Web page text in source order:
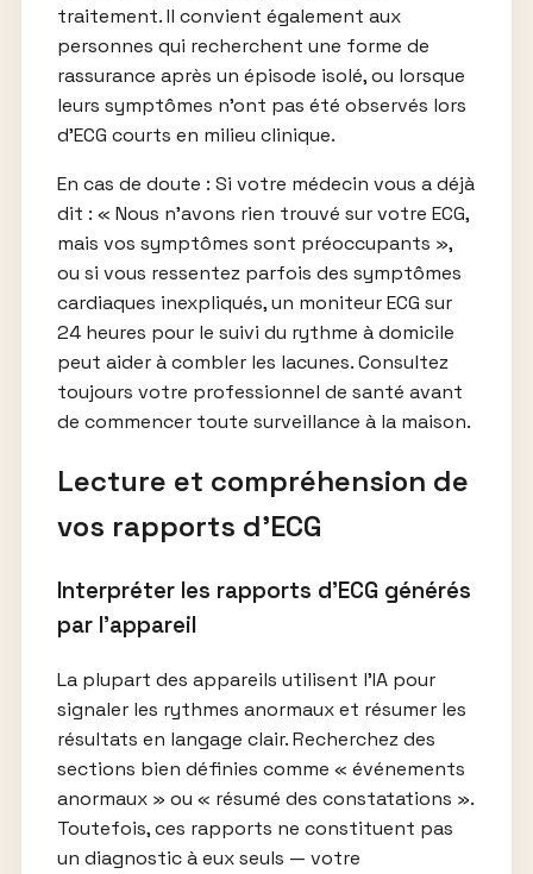
traitement. Il convient également aux
personnes qui recherchent une forme de
rassurance après un épisode isolé, ou lorsque
leurs symptômes n’ont pas été observés lors
d’ECG courts en milieu clinique.
En cas de doute : Si votre médecin vous a déjà
dit : « Nous n’avons rien trouvé sur votre ECG,
mais vos symptômes sont préoccupants »,
ou si vous ressentez parfois des symptômes
cardiaques inexpliqués, un moniteur ECG sur
24 heures pour le suivi du rythme à domicile
peut aider à combler les lacunes. Consultez
toujours votre professionnel de santé avant
de commencer toute surveillance à la maison.
Lecture et compréhension de
vos rapports d’ECG
Interpréter les rapports d’ECG générés
par l’appareil
La plupart des appareils utilisent l’IA pour
signaler les rythmes anormaux et résumer les
résultats en langage clair. Recherchez des
sections bien définies comme « événements
anormaux » ou « résumé des constatations ».
Toutefois, ces rapports ne constituent pas
un diagnostic à eux seuls — votre